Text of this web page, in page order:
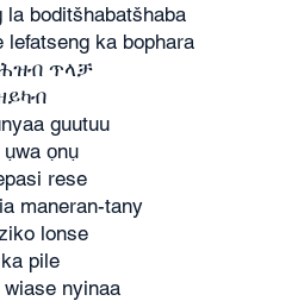
la boditšhabatšhaba
lefatseng ka bophara
ጥላቻ
guutuu
ọnụ
rese
maneran-tany
lonse
pile
nyinaa